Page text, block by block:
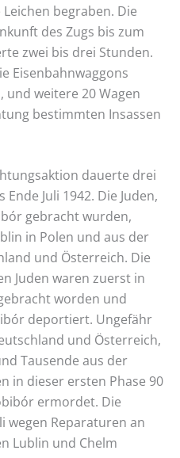
begraben. Die
des Zugs bis zum
zwei bis drei Stunden.
Eisenbahnwaggons
und weitere 20 Wagen
bestimmten Insassen
dauerte drei
Juli 1942. Die Juden,
gebracht wurden,
in Polen und aus der
und Österreich. Die
Juden waren zuerst in
worden und
deportiert. Ungefähr
und Österreich,
Tausende aus der
in dieser ersten Phase 90
ermordet. Die
wegen Reparaturen an
Lublin und Chelm